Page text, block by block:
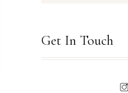
Get In Touch